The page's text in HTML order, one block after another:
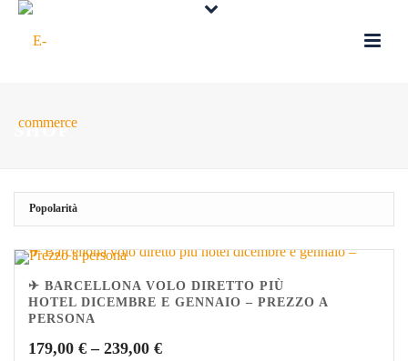
SHOP
✈ BARCELLONA VOLO DIRETTO PIÙ
HOTEL DICEMBRE E GENNAIO – PREZZO A
PERSONA
179,00 € – 239,00 €